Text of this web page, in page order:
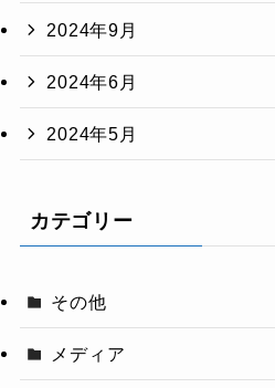
2024年9月
2024年6月
2024年5月
カテゴリー
その他
メディア